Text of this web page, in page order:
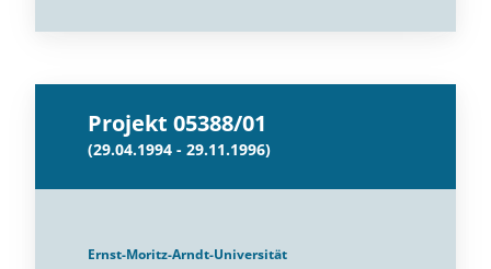
Projekt 05388/01
(29.04.1994 - 29.11.1996)
Ernst-Moritz-Arndt-Universität